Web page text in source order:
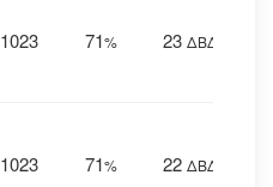
1023 71% 23 ΔΒΔ
1023 71% 22 ΔΒΔ